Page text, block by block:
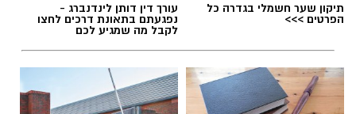
תיקון שער חשמלי בגדרה כל
הפרטים >>>
עורך דין דותן לינדנברג -
נפגעתם בתאונת דרכים לחצו
לקבל מה שמגיע לכם